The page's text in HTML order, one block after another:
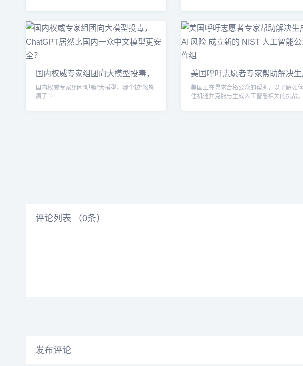
国内权威专家组团向大模型投毒，
Chat
国内权威专家组团“哄骗”大模型，哪个被“忽悠
瘸了”?...
美国呼吁志愿者专家帮助解决
式
美国正在寻求合格公众的帮助，以了解如
住机遇并克服与生成人工智能相关的挑战
评论列表 （0条）
发布评论